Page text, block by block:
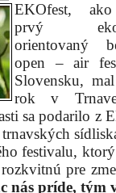
EKOfest,
prvý
orientovaný
open – air
Slovensku,
rok v
sa podarilo z
festivalu, ktorý
pre
nás príde, tým